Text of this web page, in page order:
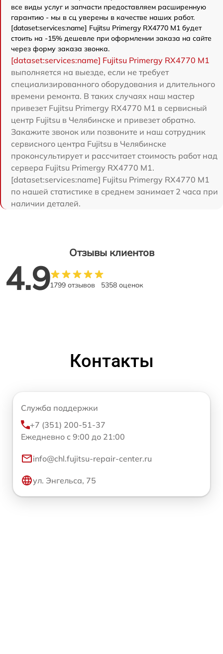
все виды услуг и запчасти предоставляем расширенную
гарантию - мы в сц уверены в качестве наших работ.
[dataset:services:name] Fujitsu Primergy RX4770 M1 будет
стоить на -15% дешевле при оформлении заказа на сайте
через форму заказа звонка.
[dataset:services:name] Fujitsu Primergy RX4770 M1
выполняется на выезде, если не требует
специализированного оборудования и длительного
времени ремонта. В таких случаях наш мастер
привезет Fujitsu Primergy RX4770 M1 в сервисный
центр Fujitsu в Челябинске и привезет обратно.
Закажите звонок или позвоните и наш сотрудник
сервисного центра Fujitsu в Челябинске
проконсультирует и рассчитает стоимость работ над
сервера Fujitsu Primergy RX4770 M1.
[dataset:services:name] Fujitsu Primergy RX4770 M1
по нашей статистике в среднем занимает 2 часа при
наличии деталей.
Отзывы клиентов
4.91799 отзывов 5358 оценок
Контакты
Служба поддержки
+7 (351) 200-51-37
Ежедневно с 9:00 до 21:00
info@chl.fujitsu-repair-center.ru
ул. Энгельса, 75